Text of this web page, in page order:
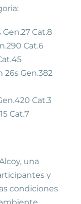
Cat.8
Cat.6
26s Gen.382
Cat.3
Cat.7
una
y
condiciones